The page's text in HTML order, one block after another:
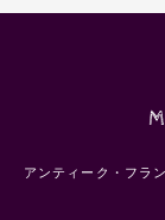
アンティーク・フ